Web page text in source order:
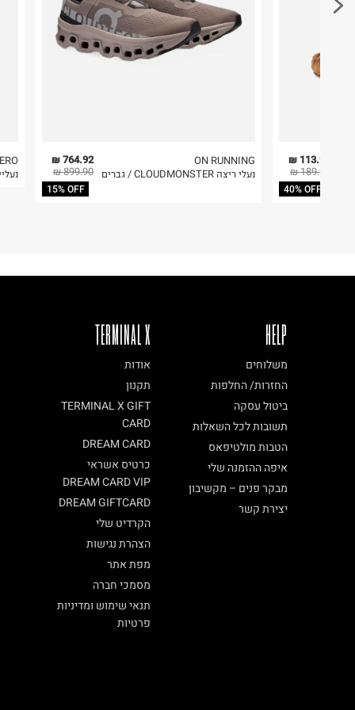
3. מוצרי טיפוח ניתן להחזיר סגורים באריזתם
לייבש הפוך ובצל
אין לייבש במכונת ייבוש
הברזל 34, תל אביב.
ח.פ. 514672419
764.92 ₪
899.90 ₪
15% OFF
ON RUNNING
נעלי ריצה CLOUDMONSTER / גברים
113.94 ₪
189.90 ₪
40% OFF
TERMINAL X
אודות
תקנון
TERMINAL X GIFT
CARD
DREAM CARD
כרטיס אשראי
DREAM CARD VIP
DREAM GIFTCARD
הקרדיט שלי
הצהרת נגישות
מפת אתר
מסמכי חברה
תנאי שימוש ומדיניות
פרטיות
HELP
משלוחים
החזרות/ החלפות
ביטול עסקה
תשובות לכל השאלות
הטבות מולטיפאס
איפה ההזמנה שלי
מבקר פנים – מקשיבון
יצירת קשר